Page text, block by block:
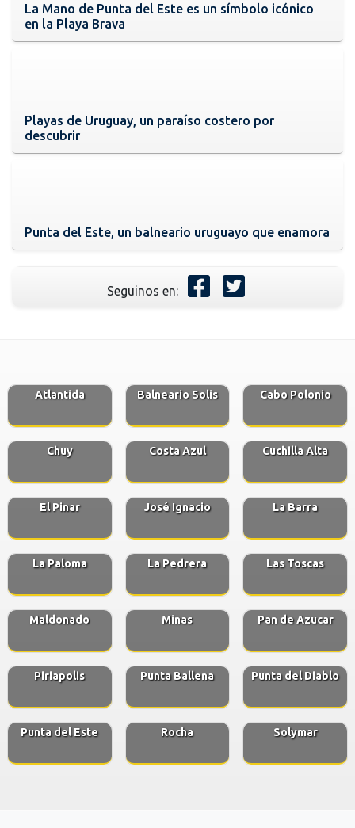
La Mano de Punta del Este es un símbolo icónico
en la Playa Brava
Playas de Uruguay, un paraíso costero por
descubrir
Punta del Este, un balneario uruguayo que enamora
Seguinos en:
Atlantida Balneario Solis Cabo Polonio
Chuy Costa Azul Cuchilla Alta
El Pinar José Ignacio La Barra
La Paloma La Pedrera Las Toscas
Maldonado Minas Pan de Azucar
Piriapolis Punta Ballena Punta del Diablo
Punta del Este Rocha Solymar